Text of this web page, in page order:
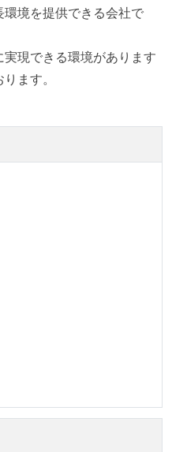
テレーション開発を実践
ーティング、またはそれ
、定期的にチームでふり
いる
ー）を行っている
理ツールで管理している
のマージは Pull Request
コマンドで実行できる）
整備されている
理（Infrastructure as
る
ロ、モブワークなど、ナ
境を提供できる会社で
現できる環境があります
ます。